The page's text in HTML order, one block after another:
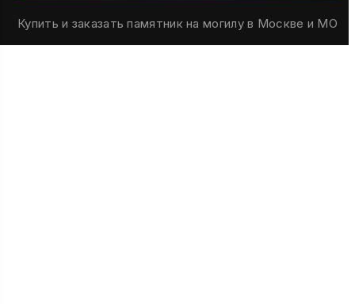
Купить и заказать памятник на могилу в Москве и МО